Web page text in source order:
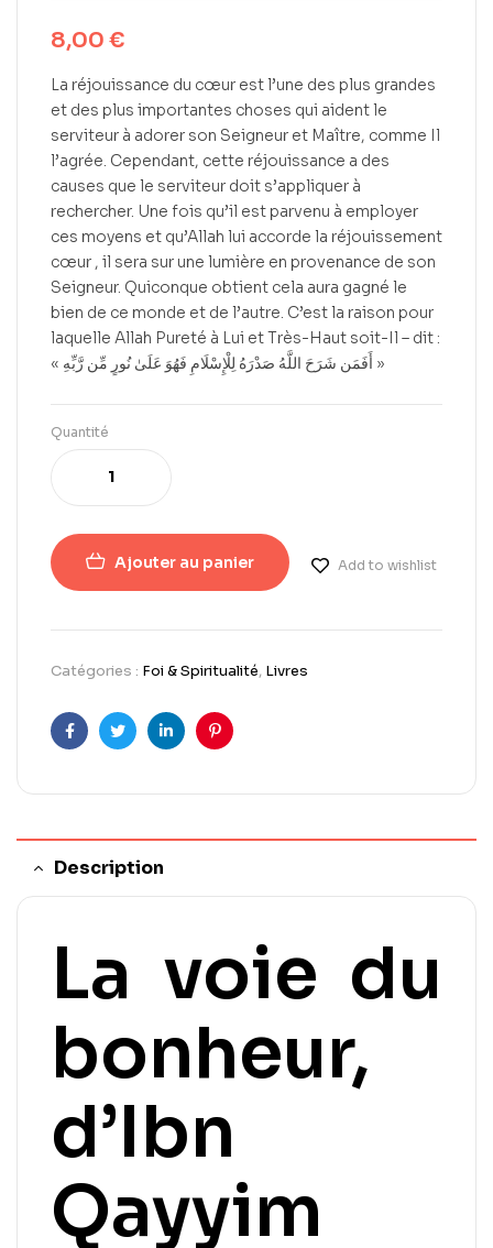
8,00 €
La réjouissance du cœur est l’une des plus grandes
et des plus importantes choses qui aident le
serviteur à adorer son Seigneur et Maître, comme Il
l’agrée. Cependant, cette réjouissance a des
causes que le serviteur doit s’appliquer à
rechercher. Une fois qu’il est parvenu à employer
ces moyens et qu’Allah lui accorde la réjouissement
cœur , il sera sur une lumière en provenance de son
Seigneur. Quiconque obtient cela aura gagné le
bien de ce monde et de l’autre. C’est la raison pour
laquelle Allah Pureté à Lui et Très-Haut soit-Il – dit :
« أَفَمَن شَرَحَ اللَّهُ صَدْرَهُ لِلْإِسْلَامِ فَهُوَ عَلَىٰ نُورٍ مِّن رَّبِّهِ »
Quantité
Ajouter au panier Add to wishlist
Catégories : Foi & Spiritualité, Livres
FacebookTwitterLinkedInPinterest
Description
La voie du
bonheur,
d’Ibn
Qayyim